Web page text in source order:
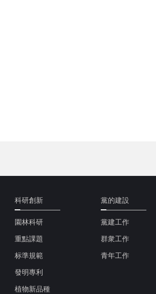
科研創新
園林科研
重點課題
标準規範
發明專利
植物新品種
黨的建設
黨建工作
群衆工作
青年工作